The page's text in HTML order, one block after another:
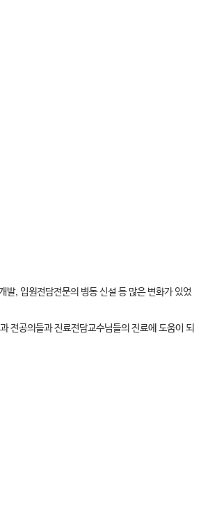
, 입원전담전문의 병동 신설 등 많은 변화가 있었
전공의들과 진료전담교수님들의 진료에 도움이 되